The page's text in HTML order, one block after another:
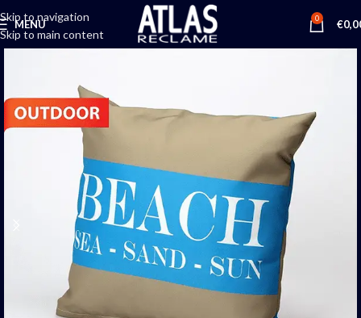
Skip to navigation
Skip to main content
MENU 0 €